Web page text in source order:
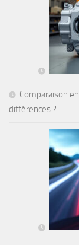
Comparaison
différences ?